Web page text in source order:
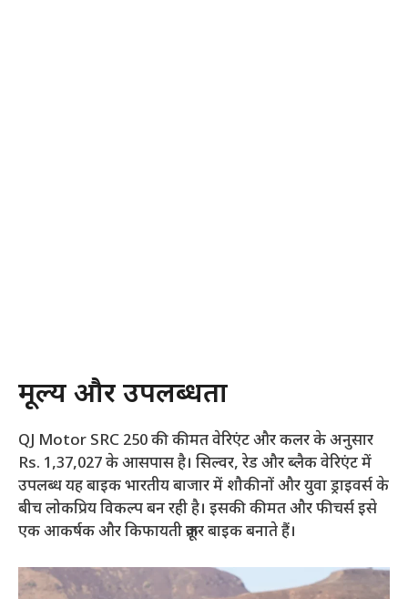
मूल्य और उपलब्धता
QJ Motor SRC 250 की कीमत वेरिएंट और कलर के अनुसार
Rs. 1,37,027 के आसपास है। सिल्वर, रेड और ब्लैक वेरिएंट में
उपलब्ध यह बाइक भारतीय बाजार में शौकीनों और युवा ड्राइवर्स के
बीच लोकप्रिय विकल्प बन रही है। इसकी कीमत और फीचर्स इसे
एक आकर्षक और किफायती क्रूज़र बाइक बनाते हैं।